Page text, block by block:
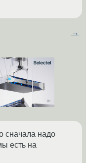
→
сначала надо
есть на